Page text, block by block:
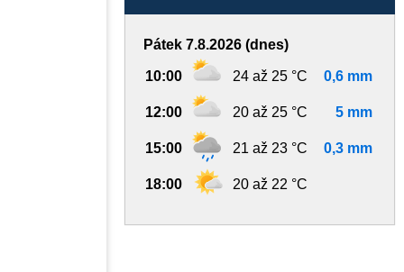
Pátek 7.8.2026 (dnes)
10:00 24 až 25 °C 0,6 mm
12:00 20 až 25 °C 5 mm
15:00 21 až 23 °C 0,3 mm
18:00 20 až 22 °C